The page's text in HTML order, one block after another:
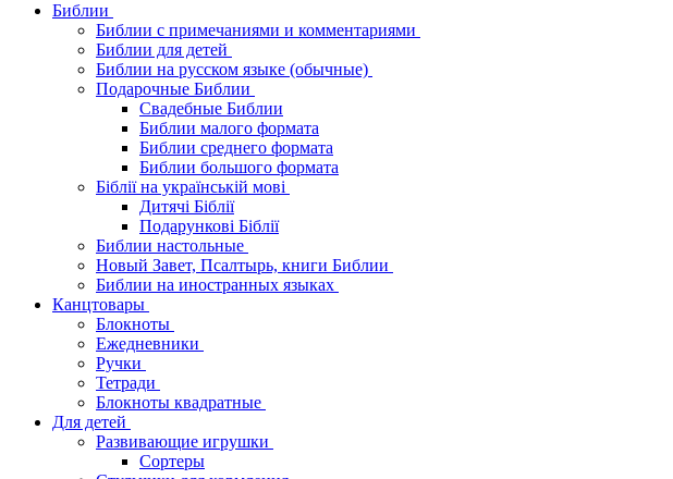
Библии
Библии с примечаниями и комментариями
Библии для детей
Библии на русском языке (обычные)
Подарочные Библии
Свадебные Библии
Библии малого формата
Библии среднего формата
Библии большого формата
Біблії на українській мові
Дитячі Біблії
Подарункові Біблії
Библии настольные
Новый Завет, Псалтырь, книги Библии
Библии на иностранных языках
Канцтовары
Блокноты
Ежедневники
Ручки
Тетради
Блокноты квадратные
Для детей
Развивающие игрушки
Сортеры